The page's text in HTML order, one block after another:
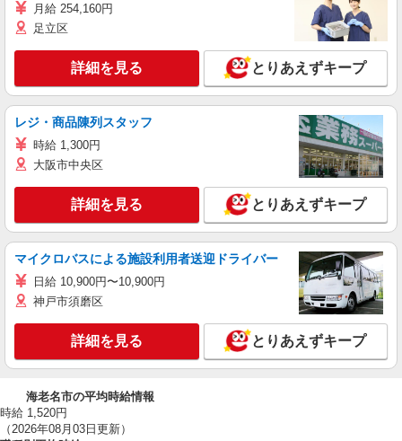
月給 254,160円
足立区
詳細を見る とりあえずキープ
レジ・商品陳列スタッフ
時給 1,300円
大阪市中央区
詳細を見る とりあえずキープ
マイクロバスによる施設利用者送迎ドライバー
日給 10,900円〜10,900円
神戸市須磨区
詳細を見る とりあえずキープ
海老名市の平均時給情報
時給 1,520円
（2026年08月03日更新）